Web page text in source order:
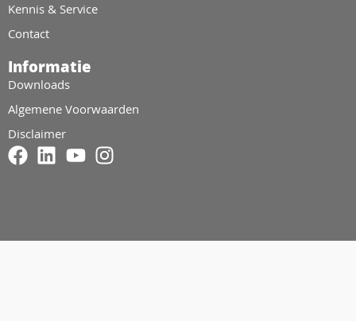
Informatie
Downloads
Algemene Voorwaarden
Disclaimer
Kennis & Service
Contact